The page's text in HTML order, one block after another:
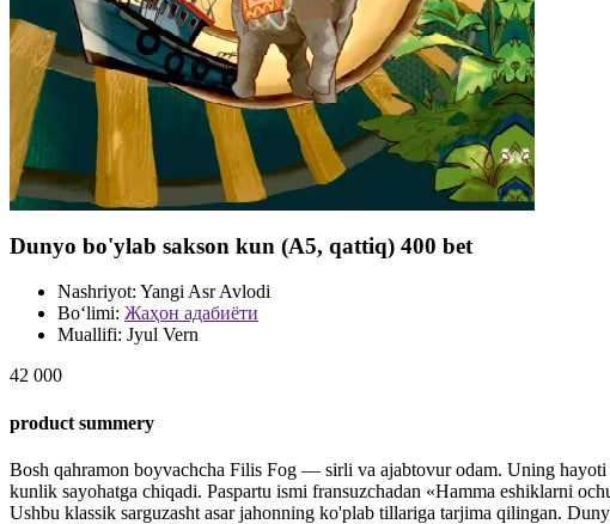
Dunyo bo'ylab sakson kun (А5, qattiq) 400 bet
Nashriyot: Yangi Asr Avlodi
Bo‘limi: Жаҳон адабиёти
Muallifi: Jyul Vern
42 000
product summery
Bosh qahramon boyvachcha Filis Fog — sirli va ajabtovur odam. Uning
kunlik sayohatga chiqadi. Paspartu ismi fransuzchadan «Hamma eshiklarni
Ushbu klassik sarguzasht asar jahonning ko'plab tillariga tarjima qilingan.